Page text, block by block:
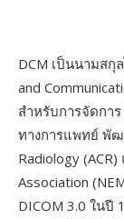
DCM เป็นนามสกุ
and
สำหรับการจัดกา
ทางการแพทย์ พัฒ
Radiology
Association
DICOM 3.0 ในปี